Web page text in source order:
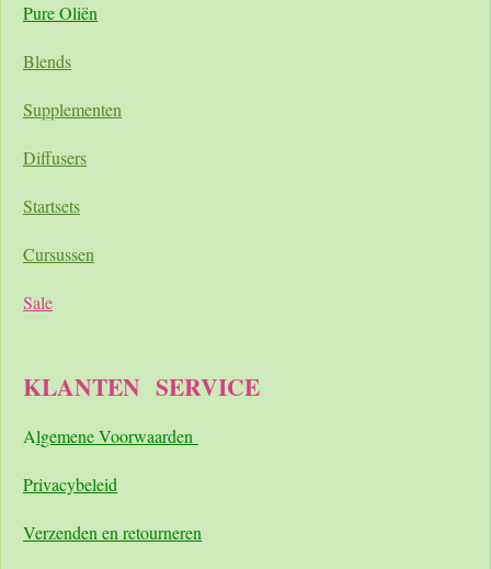
Pure Oliën
Blends
Supplementen
Diffusers
Startsets
Cursussen
Sale
KLANTEN SERVICE
Algemene Voorwaarden
Privacybeleid
Verzenden en retourneren